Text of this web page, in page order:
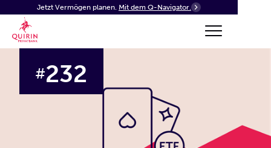
Jetzt Vermögen planen. Mit dem Q-Navigator.
#232